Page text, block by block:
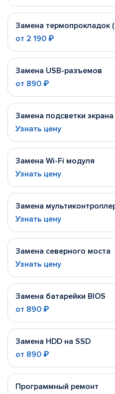
Замена термопрокладок
от 2 190 ₽
Замена USB-разъемов
от 890 ₽
Замена подсветки экрана
Узнать цену
Замена Wi-Fi модуля
Узнать цену
Замена
Узнать цену
Замена северного моста
Узнать цену
Замена батарейки BIOS
от 890 ₽
Замена HDD на SSD
от 890 ₽
Программный ремонт